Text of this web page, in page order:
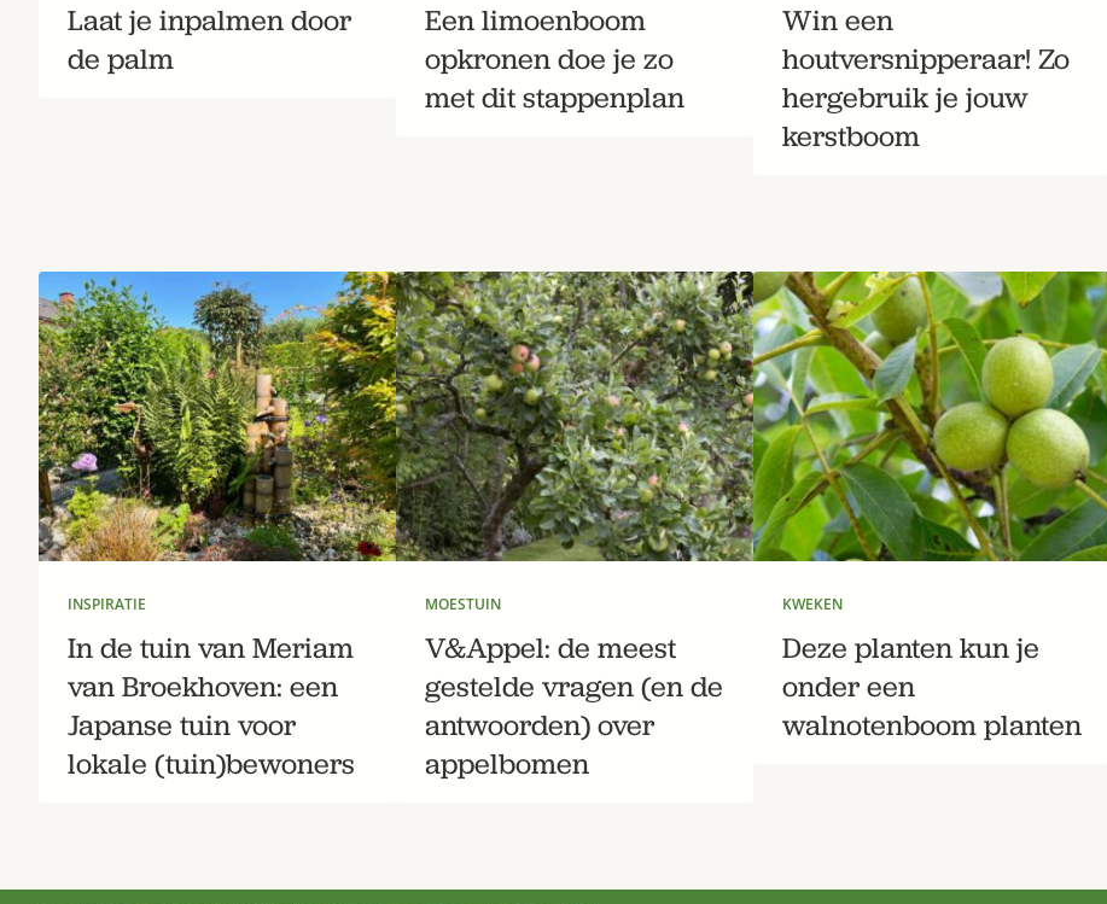
Laat je inpalmen door
de palm
Een limoenboom
opkronen doe je zo
met dit stappenplan
Win een
houtversnipperaar! Zo
hergebruik je jouw
kerstboom
INSPIRATIE
In de tuin van Meriam
van Broekhoven: een
Japanse tuin voor
lokale (tuin)bewoners
MOESTUIN
V&Appel: de meest
gestelde vragen (en de
antwoorden) over
appelbomen
KWEKEN
Deze planten kun je
onder een
walnotenboom planten